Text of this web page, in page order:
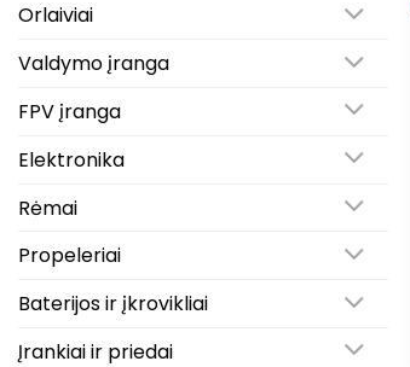
Orlaiviai
Valdymo įranga
FPV įranga
Elektronika
Rėmai
Propeleriai
Baterijos ir įkrovikliai
Įrankiai ir priedai